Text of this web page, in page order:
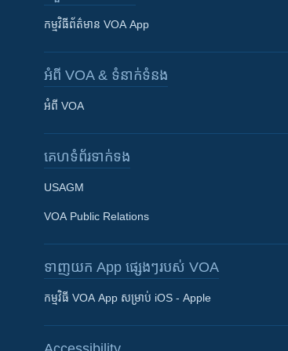
Khmer English
កម្មវិធី​ព័ត៌មាន VOA App
អំពី​ VOA & ទំនាក់ទំនង
អំពី​ VOA
គេហទំព័រ​​ទាក់ទង
USAGM
VOA Public Relations
ទាញយក​ App ផ្សេងៗ​របស់​ VOA
កម្មវិធី​ VOA App សម្រាប់ iOS - Apple